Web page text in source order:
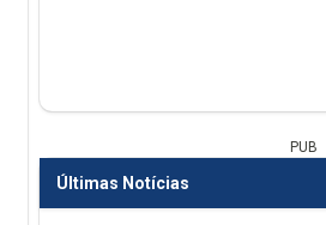
PUB
Últimas Notícias